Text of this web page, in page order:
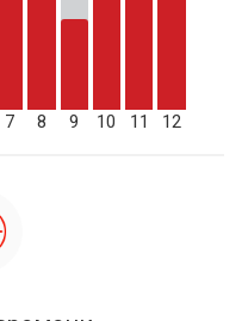
7 8 9 10 11 12